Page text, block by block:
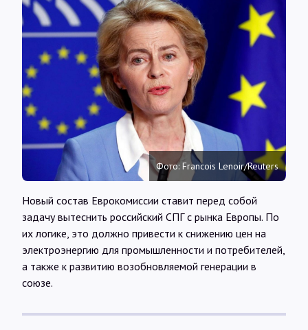
Обзоры
Интервью
Карты
О нас
@Infotek_Russia
Фото: Francois Lenoir/Reuters
Новый состав Еврокомиссии ставит перед собой
задачу вытеснить российский СПГ с рынка Европы. По
их логике, это должно привести к снижению цен на
электроэнергию для промышленности и потребителей,
а также к развитию возобновляемой генерации в
союзе.